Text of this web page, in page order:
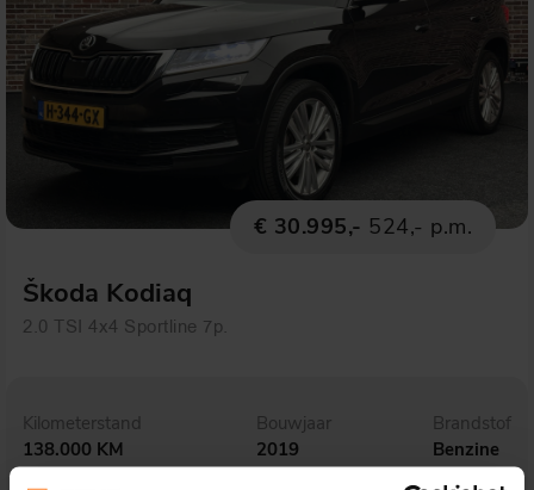
€ 30.995,- 524,- p.m.
Škoda Kodiaq
2.0 TSI 4x4 Sportline 7p.
Kilometerstand
138.000 KM
Bouwjaar
2019
Brandstof
Benzine